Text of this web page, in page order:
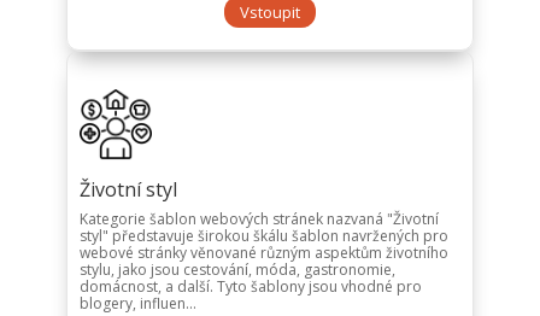
Vstoupit
Životní styl
Kategorie šablon webových stránek nazvaná "Životní
styl" představuje širokou škálu šablon navržených pro
webové stránky věnované různým aspektům životního
stylu, jako jsou cestování, móda, gastronomie,
domácnost, a další. Tyto šablony jsou vhodné pro
blogery, influen...